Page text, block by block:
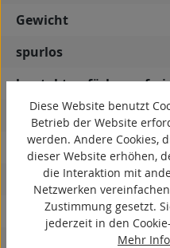
Gewicht
spurlos
kontaktverfärbungsfrei
antistatisch
ESD
elektrisch leitfähig
korrosionsbeständig
Diese Website benutzt
Betrieb der Website
werden. Andere Cookies,
dieser Website erhöhen,
die Interaktion mit
Netzwerken
Zustimmung gesetzt.
jederzeit in den
Mehr